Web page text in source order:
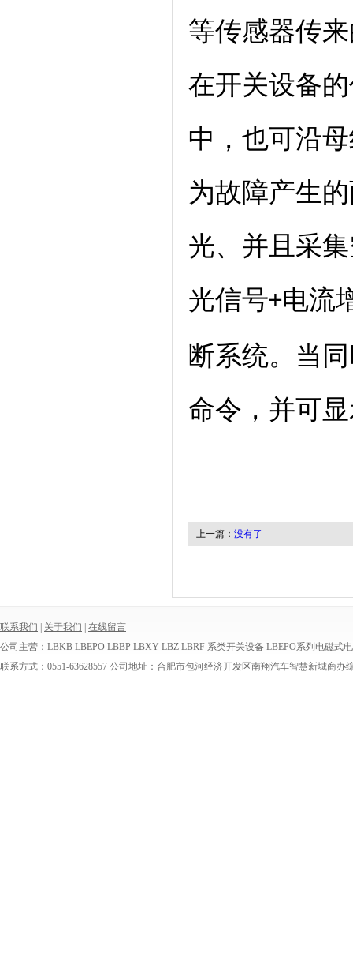
等传感器传
在开关设备
中，也可沿
为故障产生
光、并且采
光信号+电流
断系统。当
命令，并可
上一篇： 没有了
联系我们 关于我们
在线留言
公司主营： LBKB LBEPO LBBP LBXY LBZ LBRF 系类开关设备 LBEPO系列电磁式
联系方式：0551-63628557 公司地址：合肥市包河经济开发区南翔汽车智慧新城商办